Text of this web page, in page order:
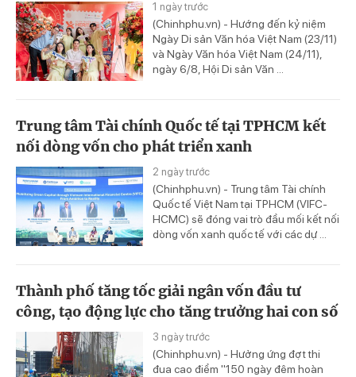
1 ngày trước
(Chinhphu.vn) - Hướng đến kỷ niệm
Ngày Di sản Văn hóa Việt Nam (23/11)
và Ngày Văn hóa Việt Nam (24/11),
ngày 6/8, Hội Di sản Văn ...
Trung tâm Tài chính Quốc tế tại TPHCM kết
nối dòng vốn cho phát triển xanh
2 ngày trước
(Chinhphu.vn) - Trung tâm Tài chính
Quốc tế Việt Nam tại TPHCM (VIFC-
HCMC) sẽ đóng vai trò đầu mối kết nối
dòng vốn xanh quốc tế với các dự ...
Thành phố tăng tốc giải ngân vốn đầu tư
công, tạo động lực cho tăng trưởng hai con số
3 ngày trước
(Chinhphu.vn) - Hưởng ứng đợt thi
đua cao điểm "150 ngày đêm hoàn